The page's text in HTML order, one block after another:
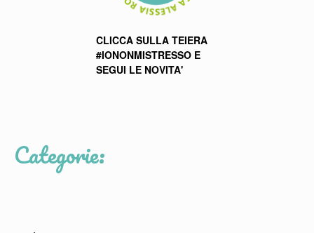
CLICCA SULLA TEIERA
#IONONMISTRESSO E
SEGUI LE NOVITA'
Categorie: